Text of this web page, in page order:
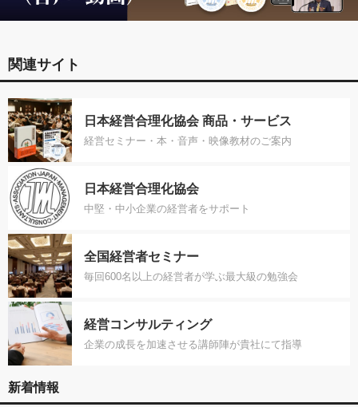
関連サイト
日本経営合理化協会 商品・サービス
経営セミナー・本・音声・映像教材のご案内
日本経営合理化協会
中堅・中小企業の経営者をサポート
全国経営者セミナー
毎回600名以上の経営者が学ぶ最大級の勉強会
経営コンサルティング
企業の成長を加速させる講師陣が貴社にて指導
新着情報